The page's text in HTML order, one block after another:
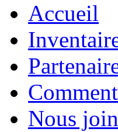
Accueil
Nous